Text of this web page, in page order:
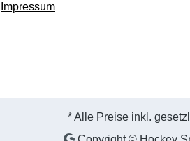
Impressum
* Alle Preise inkl.